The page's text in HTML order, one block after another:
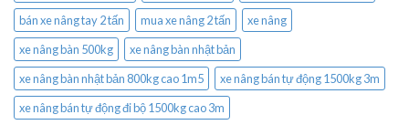
bán xe nâng tay 2 tấn
mua xe nâng 2 tấn
xe nâng
xe nâng bàn 500kg
xe nâng bàn nhật bản
xe nâng bàn nhật bản 800kg cao 1m5
xe nâng bán tự động 1500kg 3m
xe nâng bán tự động đi bộ 1500kg cao 3m